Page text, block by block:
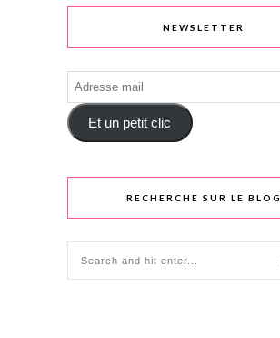
NEWSLETTER
Adresse
mail
Et un petit clic
RECHERCHE SUR LE BLOG